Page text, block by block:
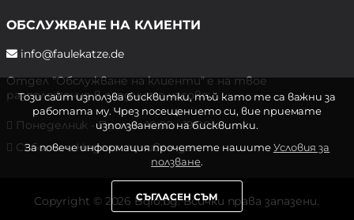
ОБСЛУЖВАНЕ НА КЛИЕНТИ
info@faulekatze.de
Отдел "Обслужване на клиенти" е на твое
разположение в следните часове:
Понеделник - Петък: 10:00 - 19:00 ч.
Събота и Неделя: почивен ден
Copyright © 2026 Bqlo.bg. Всички права запазени.
Този сайт използва бисквитки, тъй като те са важни за
работата му. Чрез посещението си, вие приемате
използването на бисквитки.
За повече информация прочетете нашитеУсловия за
ползване.
СЪГЛАСЕН СЪМ